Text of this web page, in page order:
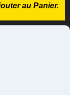
au Panier.